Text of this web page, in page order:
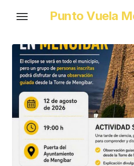
content
Punto Vuela